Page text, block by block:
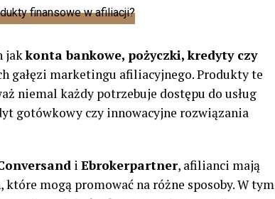
jakkonta bankowe, pożyczki, kredyty czy
gałęzi marketingu afiliacyjnego. Produkty te
niemal każdy potrzebuje dostępu do usług
gotówkowy czy innowacyjne rozwiązania
i Ebrokerpartner, afilianci mają
mogą promować na różne sposoby. W tym